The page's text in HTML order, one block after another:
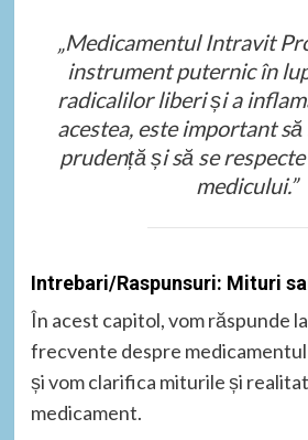
„Medicamentul Intravit
instrument puternic în
radicalilor liberi și a
acestea, este important
prudență și să se
medicului.”
Intrebari/Raspunsuri: Mituri
În acest capitol, vom răspunde
frecvente despre
și vom clarifica miturile și
medicament.